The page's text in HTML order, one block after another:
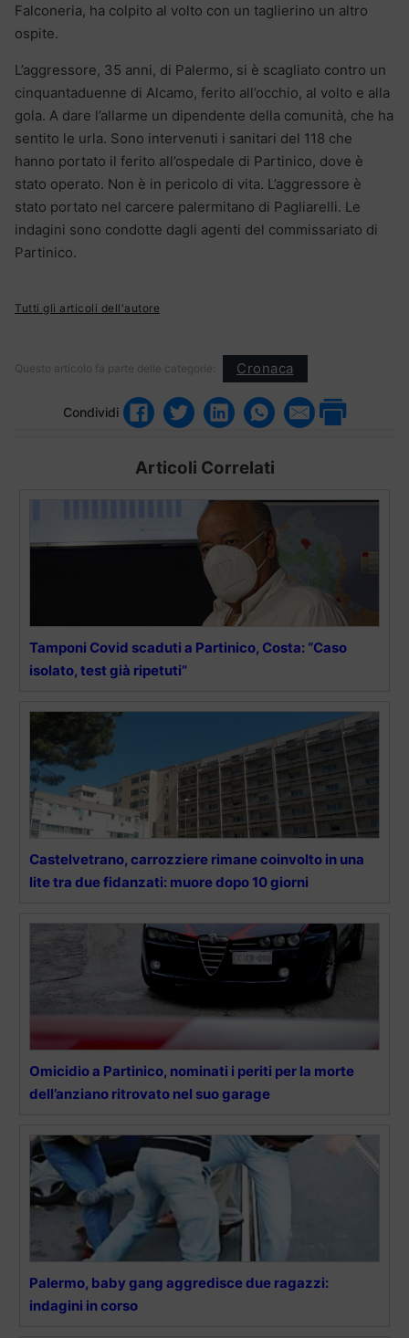
Falconeria, ha colpito al volto con un taglierino un altro
ospite.
L’aggressore, 35 anni, di Palermo, si è scagliato contro un
cinquantaduenne di Alcamo, ferito all’occhio, al volto e alla
gola. A dare l’allarme un dipendente della comunità, che ha
sentito le urla. Sono intervenuti i sanitari del 118 che
hanno portato il ferito all’ospedale di Partinico, dove è
stato operato. Non è in pericolo di vita. L’aggressore è
stato portato nel carcere palermitano di Pagliarelli. Le
indagini sono condotte dagli agenti del commissariato di
Partinico.
Tutti gli articoli dell'autore
Questo articolo fa parte delle categorie: Cronaca
Condividi
Articoli Correlati
Tamponi Covid scaduti a Partinico, Costa: “Caso
isolato, test già ripetuti”
Castelvetrano, carrozziere rimane coinvolto in una
lite tra due fidanzati: muore dopo 10 giorni
Omicidio a Partinico, nominati i periti per la morte
dell’anziano ritrovato nel suo garage
Palermo, baby gang aggredisce due ragazzi:
indagini in corso